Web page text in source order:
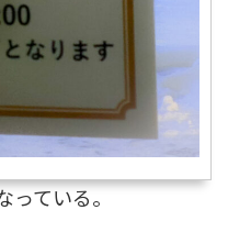
っている。